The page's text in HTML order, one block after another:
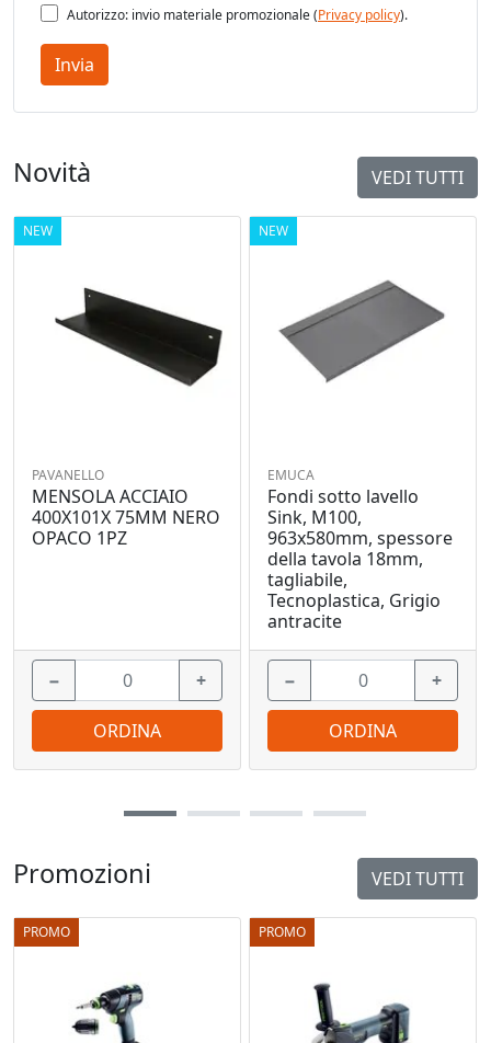
Autorizzo: invio materiale promozionale (Privacy policy).
Invia
Promozioni VEDI TUTTI
PROMO PROMO
Novità VEDI TUTTI
NEW
PAVANELLO
MENSOLA ACCIAIO
400X101X 75MM NERO
OPACO 1PZ
− +
ORDINA
NEW
EMUCA
Fondi sotto lavello
Sink, M100,
963x580mm, spessore
della tavola 18mm,
tagliabile,
Tecnoplastica, Grigio
antracite
− +
ORDINA